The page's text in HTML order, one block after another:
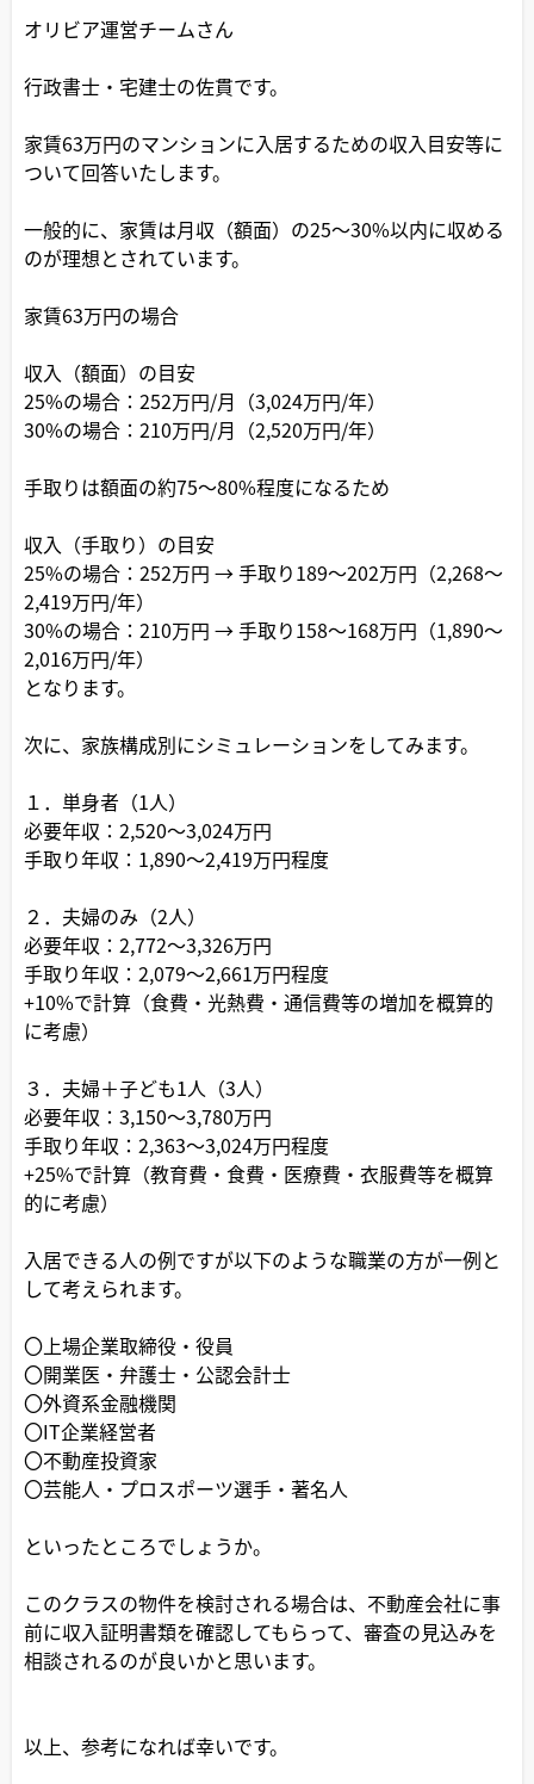
オリビア運営チームさん
行政書士・宅建士の佐貫です。
家賃63万円のマンションに入居するための収入目安等に
ついて回答いたします。
一般的に、家賃は月収（額面）の25～30%以内に収める
のが理想とされています。
家賃63万円の場合
収入（額面）の目安
25%の場合：252万円/月（3,024万円/年）
30%の場合：210万円/月（2,520万円/年）
手取りは額面の約75～80%程度になるため
収入（手取り）の目安
25%の場合：252万円 → 手取り189～202万円（2,268～
2,419万円/年）
30%の場合：210万円 → 手取り158～168万円（1,890～
2,016万円/年）
となります。
次に、家族構成別にシミュレーションをしてみます。
１．単身者（1人）
必要年収：2,520～3,024万円
手取り年収：1,890～2,419万円程度
２．夫婦のみ（2人）
必要年収：2,772～3,326万円
手取り年収：2,079～2,661万円程度
+10%で計算（食費・光熱費・通信費等の増加を概算的
に考慮）
３．夫婦＋子ども1人（3人）
必要年収：3,150～3,780万円
手取り年収：2,363～3,024万円程度
+25%で計算（教育費・食費・医療費・衣服費等を概算
的に考慮）
入居できる人の例ですが以下のような職業の方が一例と
して考えられます。
〇上場企業取締役・役員
〇開業医・弁護士・公認会計士
〇外資系金融機関
〇IT企業経営者
〇不動産投資家
〇芸能人・プロスポーツ選手・著名人
といったところでしょうか。
このクラスの物件を検討される場合は、不動産会社に事
前に収入証明書類を確認してもらって、審査の見込みを
相談されるのが良いかと思います。
以上、参考になれば幸いです。